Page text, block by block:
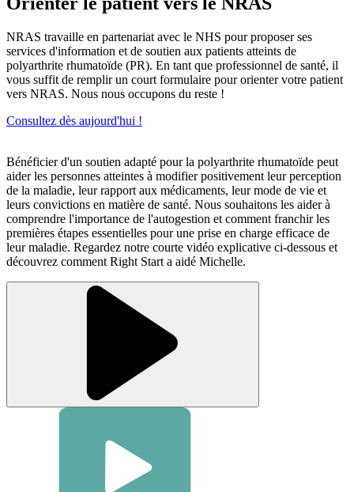
NRAS travaille en partenariat avec le NHS pour proposer ses
services d'information et de soutien aux patients atteints de
polyarthrite rhumatoïde (PR). En tant que professionnel de santé, il
vous suffit de remplir un court formulaire pour orienter votre patient
vers NRAS. Nous nous occupons du reste !
Consultez dès aujourd'hui !
Bénéficier d'un soutien adapté pour la polyarthrite rhumatoïde peut
aider les personnes atteintes à modifier positivement leur perception
de la maladie, leur rapport aux médicaments, leur mode de vie et
leurs convictions en matière de santé. Nous souhaitons les aider à
comprendre l'importance de l'autogestion et comment franchir les
premières étapes essentielles pour une prise en charge efficace de
leur maladie. Regardez notre courte vidéo explicative ci-dessous et
découvrez comment Right Start a aidé Michelle.